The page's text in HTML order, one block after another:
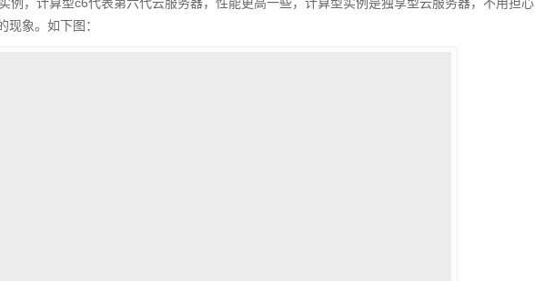
现象。如下图：